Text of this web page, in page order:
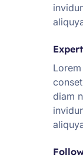
diam